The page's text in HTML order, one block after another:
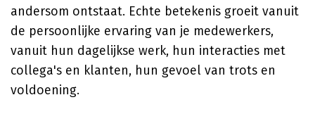
andersom ontstaat. Echte betekenis groeit vanuit
de persoonlijke ervaring van je medewerkers,
vanuit hun dagelijkse werk, hun interacties met
collega's en klanten, hun gevoel van trots en
voldoening.